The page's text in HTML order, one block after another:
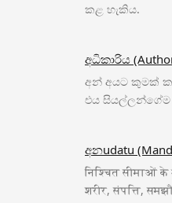
කළ හැකිය.
අධිකාරිය
අන් අයට කුමක්
එය සියල්ලන්ගේම
අනudatu
निश्चित सीमाओं के
शरीर, संपत्ति,